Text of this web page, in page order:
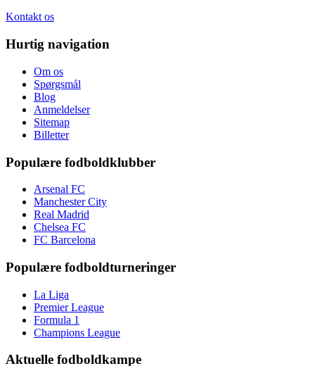
Kontakt os
Hurtig navigation
Om os
Spørgsmål
Blog
Anmeldelser
Sitemap
Billetter
Populære fodboldklubber
Arsenal FC
Manchester City
Real Madrid
Chelsea FC
FC Barcelona
Populære fodboldturneringer
La Liga
Premier League
Formula 1
Champions League
Aktuelle fodboldkampe